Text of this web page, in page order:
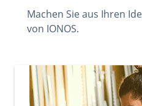
Machen Sie aus Ihren
von IONOS.